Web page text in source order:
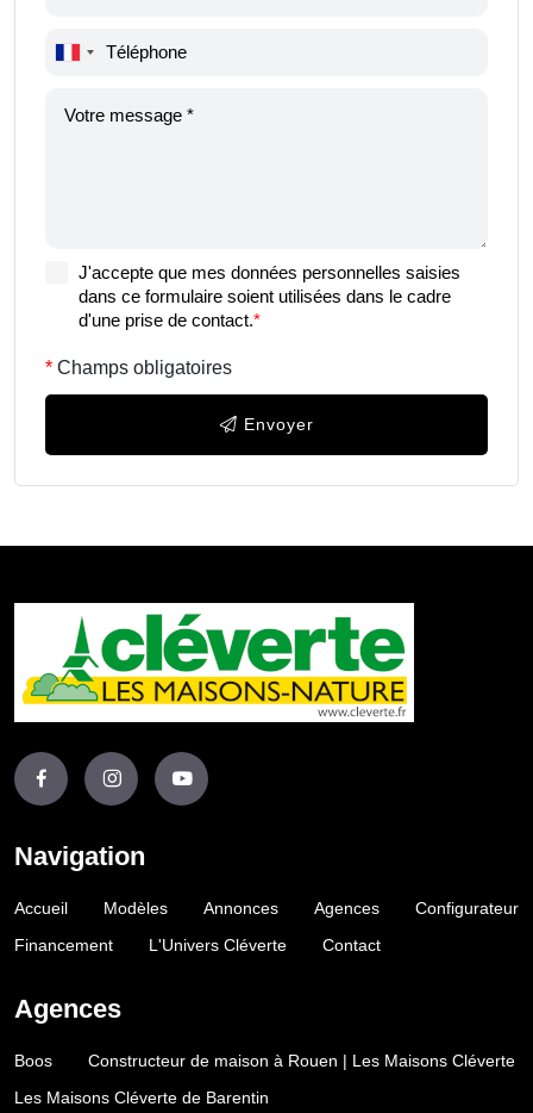
J'accepte que mes données personnelles saisies
dans ce formulaire soient utilisées dans le cadre
d'une prise de contact.*
Champs obligatoires
Envoyer
Navigation
Accueil Modèles Annonces Agences
Configurateur
Financement
L'Univers Cléverte Contact
Agences
Boos
Constructeur de maison à Rouen | Les Maisons Cléverte
Les Maisons Cléverte de Barentin